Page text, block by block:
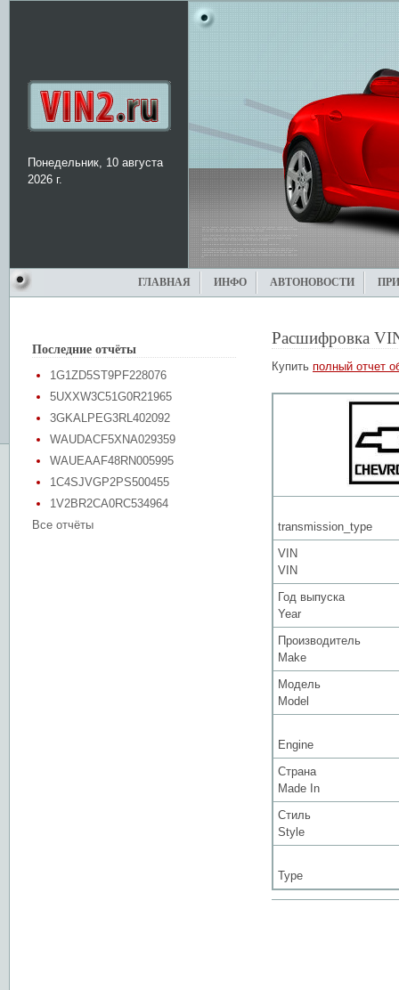
Понедельник, 10 августа
2026 г.
ГЛАВНАЯ ИНФО АВТОНОВОСТИ
Последние отчёты
1G1ZD5ST9PF228076
5UXXW3C51G0R21965
3GKALPEG3RL402092
WAUDACF5XNA029359
WAUEAAF48RN005995
1C4SJVGP2PS500455
1V2BR2CA0RC534964
Все отчёты
Расшифровка
Купить полный отчет
transmission_type
VIN
VIN
Год выпуска
Year
Производитель
Make
Модель
Model
Engine
Страна
Made In
Стиль
Style
Type